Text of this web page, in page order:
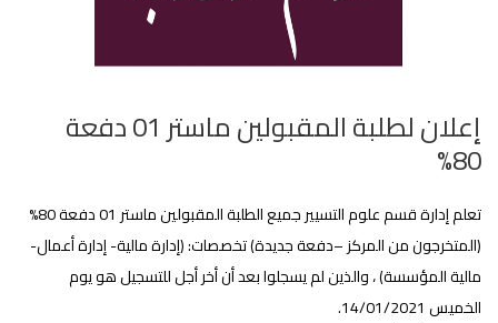
إعلان لطلبة المقبولين ماستر 01 دفعة
80%
تعلم إدارة قسم علوم التسيير جميع الطلبة المقبولين ماستر 01 دفعة 80%
(المتخرجون من المركز –دفعة جديدة) تخصصات: (إدارة مالية- إدارة أعمال-
مالية المؤسسة) ، والذين لم يسجلوا بعد أن أخر أجل للتسجيل هو يوم
الخميس 14/01/2021.